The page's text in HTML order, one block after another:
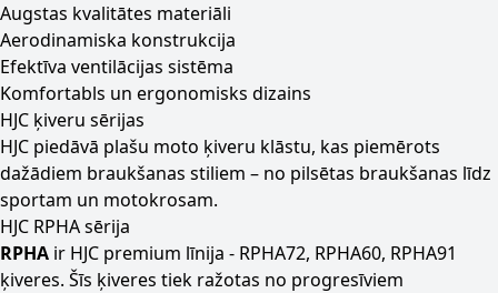
Augstas kvalitātes materiāli
Aerodinamiska konstrukcija
Efektīva ventilācijas sistēma
Komfortabls un ergonomisks dizains
HJC ķiveru sērijas
HJC piedāvā plašu moto ķiveru klāstu, kas piemērots
dažādiem braukšanas stiliem – no pilsētas braukšanas līdz
sportam un motokrosam.
HJC RPHA sērija
RPHA ir HJC premium līnija - RPHA72, RPHA60, RPHA91
ķiveres. Šīs ķiveres tiek ražotas no progresīviem